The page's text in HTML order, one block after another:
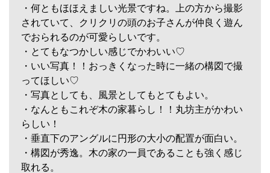
・何ともほほえましい光景ですね。上の方から撮影
されていて、クリクリの頭のお子さんが仲良く遊ん
でおられるのが可愛らしいです。
・とてもなつかしい感じでかわいい♡
・いい写真！！おっきくなった時に一緒の構図で撮
ってほしい♡
・写真としても、風景としてもとてもよい。
・なんともこれぞ木の家暮らし！！丸坊主がかわい
らしい！
・垂直下のアングルに円形の大小の配置が面白い。
・構図が秀逸。木の家の一員であることも強く感じ
取れる。